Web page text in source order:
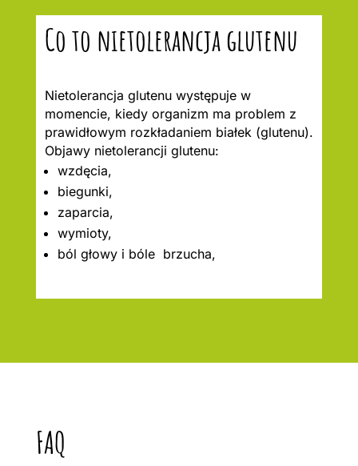
Co to nietolerancja glutenu
Nietolerancja glutenu występuje w
momencie, kiedy organizm ma problem z
prawidłowym rozkładaniem białek (glutenu).
Objawy nietolerancji glutenu:
wzdęcia,
biegunki,
zaparcia,
wymioty,
ból głowy i bóle brzucha,
FAQ